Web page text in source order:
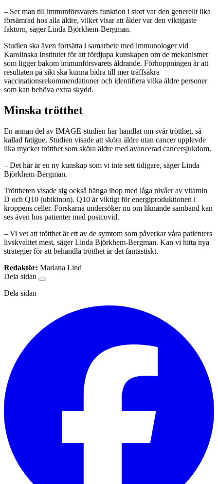
– Ser man till immunförsvarets funktion i stort var den generellt lika
försämrad hos alla äldre, vilket visar att ålder var den viktigaste
faktorn, säger Linda Björkhem-Bergman.
Studien ska även fortsätta i samarbete med immunologer vid
Karolinska Institutet för att fördjupa kunskapen om de mekanismer
som ligger bakom immunförsvarets åldrande. Förhoppningen är att
resultaten på sikt ska kunna bidra till mer träffsäkra
vaccinationsrekommendationer och identifiera vilka äldre personer
som kan behöva extra skydd.
Minska trötthet
En annan del av IMAGE-studien har handlat om svår trötthet, så
kallad fatigue. Studien visade att sköra äldre utan cancer upplevde
lika mycket trötthet som sköra äldre med avancerad cancersjukdom.
– Det här är en ny kunskap som vi inte sett tidigare, säger Linda
Björkhem-Bergman.
Tröttheten visade sig också hänga ihop med låga nivåer av vitamin
D och Q10 (ubikinon). Q10 är viktigt för energiproduktionen i
kroppens celler. Forskarna undersöker nu om liknande samband kan
ses även hos patienter med postcovid.
– Vi vet att trötthet är ett av de symtom som påverkar våra patienters
livskvalitet mest, säger Linda Björkhem-Bergman. Kan vi hitta nya
strategier för att behandla trötthet är det fantastiskt.
Redaktör: Mariana Lind
Dela sidan
Dela sidan